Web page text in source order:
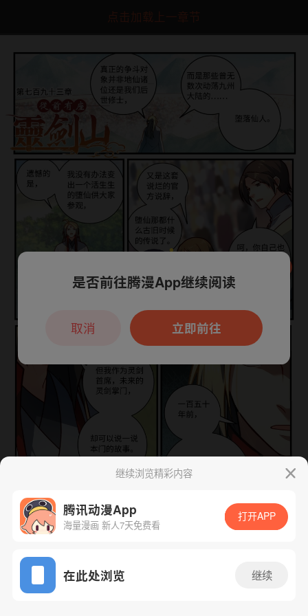
点击加载上一章节
App免费看
下一话
继续浏览精彩内容
腾讯动漫App
海量漫画 新人7天免费看
打开APP
在此处浏览 继续
本章节仅支持App阅读，可打开App新用
户7天免费看
是否前往腾漫App继续阅读
立即前往
取消